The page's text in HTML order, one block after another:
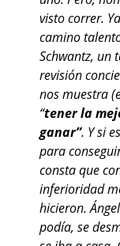
visto correr.
camino
Schwantz, un
revisión
nos muestra
“tener la
ganar”. Y si
para
consta que
inferioridad
hicieron.
podía, se